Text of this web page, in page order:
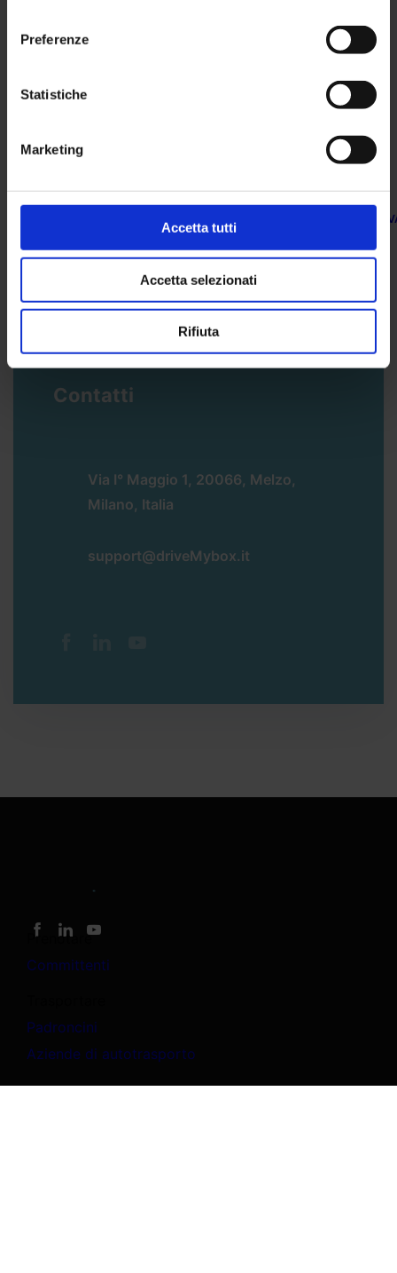
Preferenze
Statistiche
Marketing
Accetta tutti
Accetta selezionati
Rifiuta
L’INFORMATIVA SULLA
Contatti
Via I° Maggio 1, 20066, Melzo,
Milano, Italia
support@driveMybox.it
Prenotare
Committenti
Padroncini
Aziende di autotrasporto